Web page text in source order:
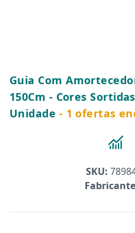
Guia Com
150Cm - Cores
Unidade - 1 ofertas
SKU: